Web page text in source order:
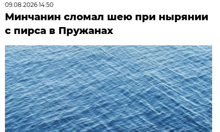
09.08.2026 14:50
Минчанин сломал шею при нырянии
с пирса в Пружанах